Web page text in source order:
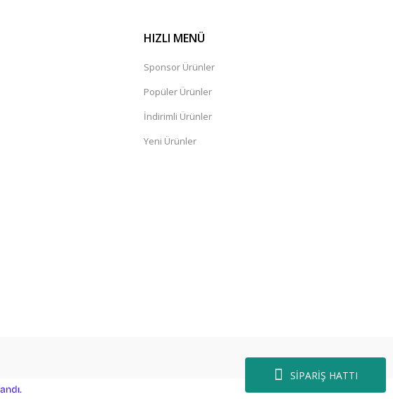
SİPARİŞ HATTI
HIZLI MENÜ
Sponsor Ürünler
Popüler Ürünler
İndirimli Ürünler
Yeni Ürünler